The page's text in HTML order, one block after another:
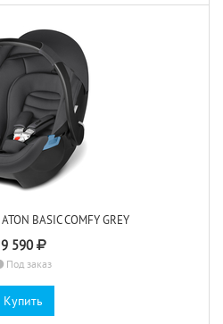
BASIC COMFY GREY
9 590
Под заказ
Купить